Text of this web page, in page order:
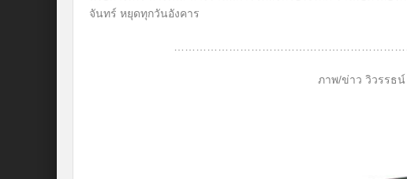
จันทร์ หยุดทุกวันอังคาร
ภาพ/ข่าว วิวรรธ